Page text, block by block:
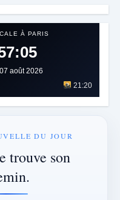
À PARIS
août 2026
21:20
DU JOUR
trouve son